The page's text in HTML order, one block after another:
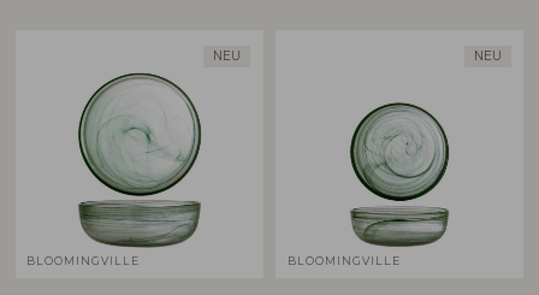
NEU
BLOOMINGVILLE
NEU
BLOOMINGVILLE